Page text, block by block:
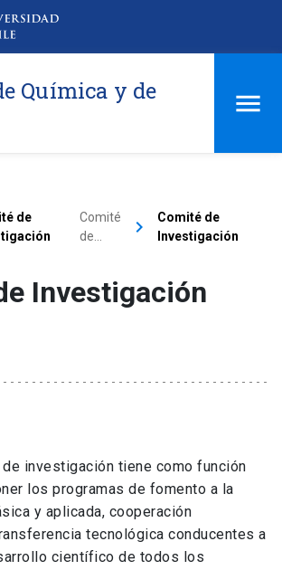
Química y de
de
Comité
de…
keyboard_arrow_right
Comité de
Investigación
Investigación
investigación tiene como función
los programas de fomento a la
y aplicada, cooperación
tecnológica conducentes a
científico de todos los